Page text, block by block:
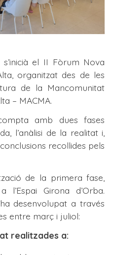
el II Fòrum Nova
organitzat des de les
de la Mancomunitat
– MACMA.
amb dues fases
l’anàlisi de la realitat i,
recollides pels
de la primera fase,
l’Espai Girona d’Orba.
desenvolupat a través
entre març i juliol:
realitzades a: